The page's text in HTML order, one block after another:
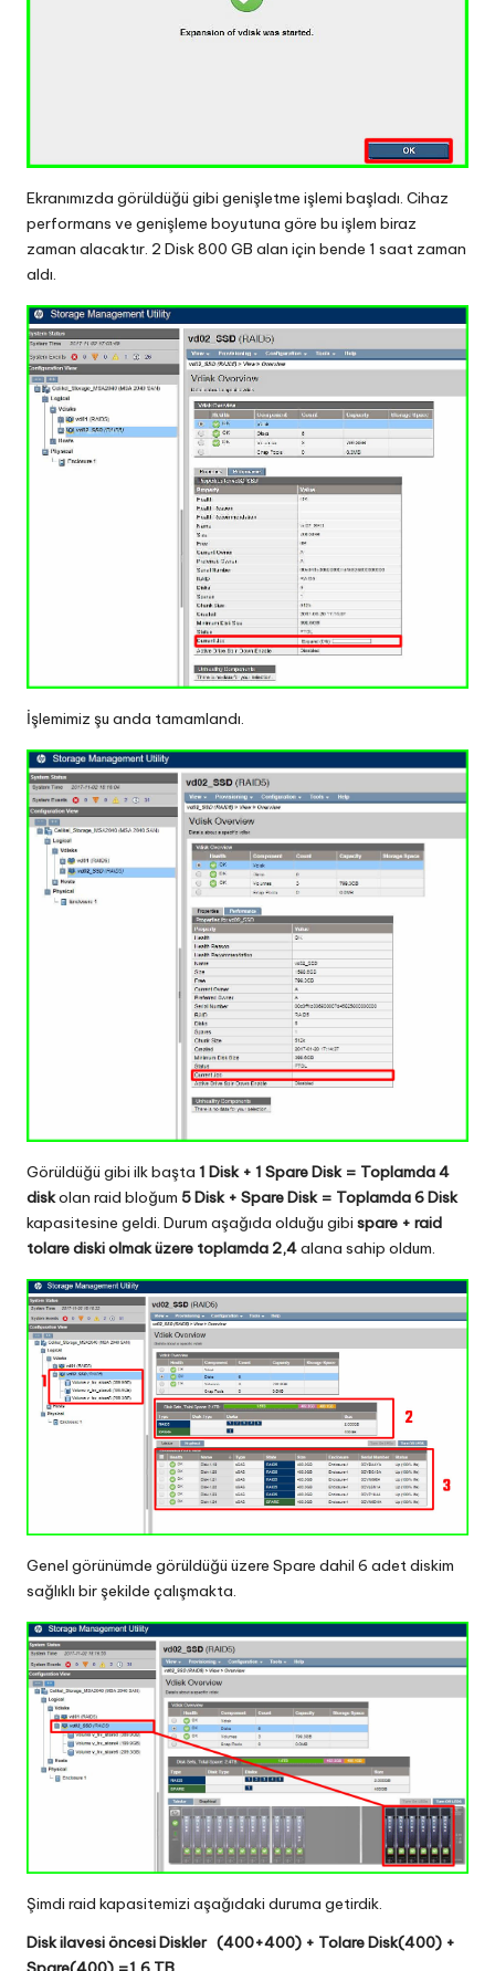
Ekranımızda görüldüğü gibi genişletme işlemi başladı. Cihaz
performans ve genişleme boyutuna göre bu işlem biraz
zaman alacaktır. 2 Disk 800 GB alan için bende 1 saat zaman
aldı.
İşlemimiz şu anda tamamlandı.
Görüldüğü gibi ilk başta 1 Disk + 1 Spare Disk = Toplamda 4
diskolan raid bloğum 5 Disk + Spare Disk = Toplamda 6 Disk
kapasitesine geldi. Durum aşağıda olduğu gibi spare + raid
tolare diski olmak üzere toplamda 2,4alana sahip oldum.
Genel görünümde görüldüğü üzere Spare dahil 6 adet diskim
sağlıklı bir şekilde çalışmakta.
Şimdi raid kapasitemizi aşağıdaki duruma getirdik.
Disk ilavesi öncesi Diskler (400+400) + Tolare Disk(400) +